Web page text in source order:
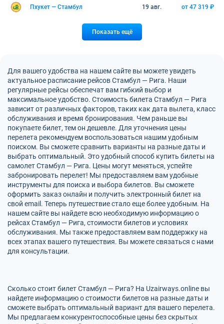
Пхукет — Стамбул 19 авг. от 47 319 ₽
Показать ещё
Для вашего удобства на нашем сайте вы можете увидеть
актуальное расписание рейсов Стамбул — Рига. Наши
регулярные рейсы обеспечат вам гибкий выбор и
максимальное удобство. Стоимость билета Стамбул — Рига
зависит от различных факторов, таких как дата вылета, класс
обслуживания и время бронирования. Чем раньше вы
покупаете билет, тем он дешевле. Для уточнения цены
перелета рекомендуем воспользоваться нашим удобным
поиском. Вы сможете сравнить варианты на разные даты и
выбрать оптимальный. Это удобный способ купить билеты на
самолет Стамбул — Рига. Цены могут меняться, успейте
забронировать перелет! Мы предоставляем вам удобные
инструменты для поиска и выбора билетов. Вы сможете
оформить заказ онлайн и получить электронный билет на
свой email. Теперь путешествие стало еще более удобным. На
нашем сайте вы найдете всю необходимую информацию о
рейсах Стамбул — Рига, стоимости билетов и условиях
обслуживания. Мы также предоставляем вам поддержку на
всех этапах вашего путешествия. Вы можете связаться с нами
для консультации.
Сколько стоит билет Стамбул — Рига? На Uzairways.online вы
найдете информацию о стоимости билетов на разные даты и
сможете выбрать оптимальный вариант для вашего перелета.
Мы предлагаем конкурентоспособные цены без скрытых